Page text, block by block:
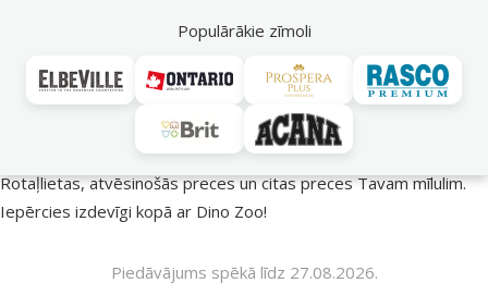
Populārākie zīmoli
Vasara turpinās – atlaides katrai gaumei!
Rotaļlietas, atvēsinošās preces un citas preces Tavam mīlulim.
Iepērcies izdevīgi kopā ar Dino Zoo!
Piedāvājums spēkā līdz 27.08.2026.